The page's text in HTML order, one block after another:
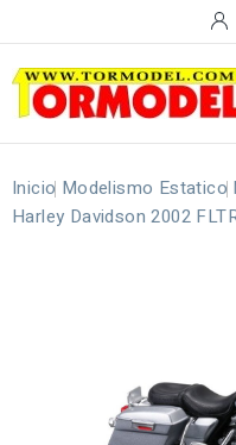
Inicio Modelismo Estatico
Harley Davidson 2002